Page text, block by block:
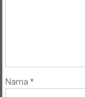
Nama *